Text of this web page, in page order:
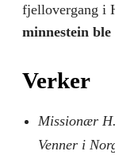
fjellovergang i
minnestein
Verker
Missionær
Venner i